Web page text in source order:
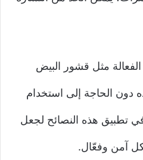
مثل قشور البيض
دون الحاجة إلى استخدام
في تطبيق هذه النصائح لجعل
آمن وفعّال.